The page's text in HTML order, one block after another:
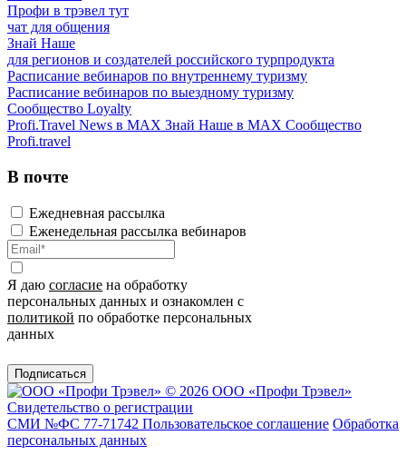
Профи в трэвел тут
чат для общения
Знай Наше
для регионов и создателей российского турпродукта
Расписание вебинаров по внутреннему туризму
Расписание вебинаров по выездному туризму
Сообщество Loyalty
Profi.Travel News в MAX Знай Наше в MAX Сообщество
Profi.travel
В почте
Ежедневная рассылка
Еженедельная рассылка вебинаров
Я даю согласие на обработку
персональных данных и ознакомлен с
политикой по обработке персональных
данных
Подписаться
© 2026 ООО «Профи Трэвeл»
Свидетельство о регистрации
СМИ №ФС 77-71742 Пользовательское соглашение Обработка
персональных данных